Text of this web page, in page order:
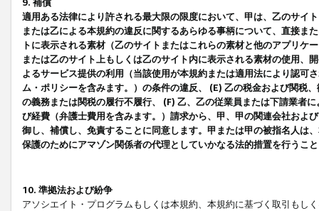
9. 補償
適用ある法律により許される最大限の限度において、甲は、乙のサイ
または乙による本規約の違反に関するあらゆる事柄について、直接ま
トに表示される素材（乙のサイトまたはこれらの素材と他のアプリ
または乙のサイト上もしくは乙のサイト内に表示される素材の使用、
よるサービス提供の利用（当該使用が本規約または適用法により認可
ム・ポリシーを含みます。）の条件の違反、 (E) 乙の税金および関税
の義務または関税の履行不履行、 (F) 乙、乙の従業員または下請業者
び経費（弁護士費用を含みます。）請求から、甲、甲の関連会社およ
御し、補償し、免責することに同意します。甲または甲の被指名人は
保護のためにアマゾン関係者の代理としていかなる法的措置を行うこ
10. 準拠法および紛争
アソシエイト・プログラムもしくは本規約、本規約に基づく取引もし